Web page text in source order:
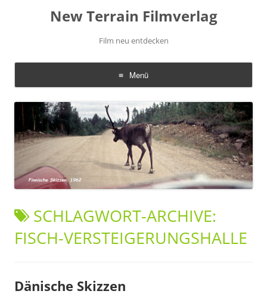
New Terrain Filmverlag
Film neu entdecken
Menü
Zum
Inhalt
springen
SCHLAGWORT-ARCHIVE:
FISCH-VERSTEIGERUNGSHALLE
Dänische Skizzen